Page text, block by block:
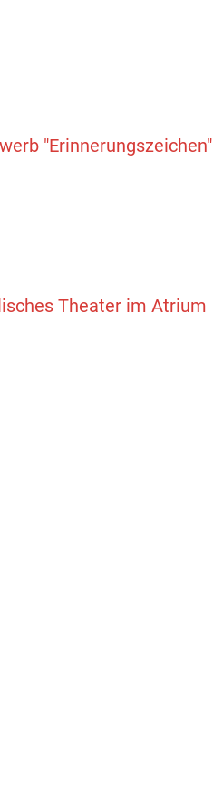
"Erinnerungszeichen"
Theater im Atrium